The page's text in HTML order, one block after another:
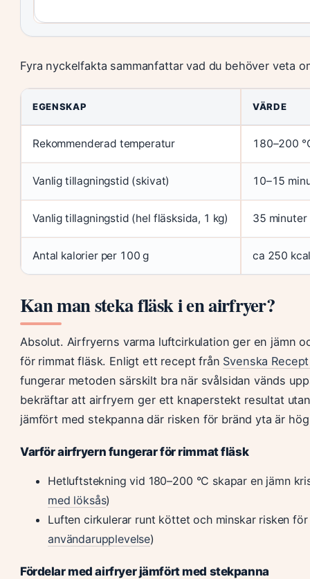
Fyra nyckelfakta sammanfattar vad du behöver veta
EGENSKAP VÄRDE
Rekommenderad temperatur 180–200
Vanlig tillagningstid (skivat) 10–15
Vanlig tillagningstid (hel fläsksida, 1 kg) 35 minuter
Antal kalorier per 100 g ca 250
Kan man steka fläsk i en airfryer?
Absolut. Airfryerns varma luftcirkulation ger en jämn
för rimmat fläsk. Enligt ett recept från Svenska
fungerar metoden särskilt bra när svålsidan vänds
bekräftar att airfryern ger ett knaperstekt resultat
jämfört med stekpanna där risken för bränd yta är
Varför airfryern fungerar för rimmat fläsk
Hetluftstekning vid 180–200 °C skapar en jämn
med löksås)
Luften cirkulerar runt köttet och minskar risken
användarupplevelse)
Fördelar med airfryer jämfört med stekpanna